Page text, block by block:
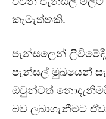
කැමැත්තකි.
පැන්සලෙන්
පැන්සල් මුඛයෙන්
ඔවුන්ටත්
බව ලබාගැනීමට